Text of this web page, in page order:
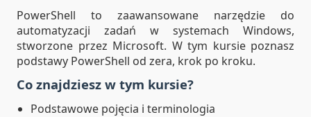
PowerShell to zaawansowane narzędzie do
automatyzacji zadań w systemach Windows,
stworzone przez Microsoft. W tym kursie poznasz
podstawy PowerShell od zera, krok po kroku.
Co znajdziesz w tym kursie?
Podstawowe pojęcia i terminologia